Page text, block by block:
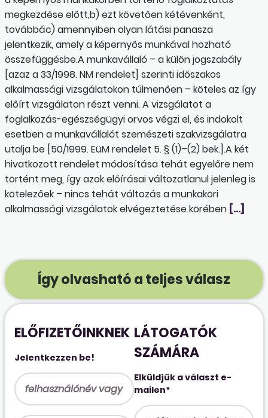
megkezdése előtt,b) ezt követően kétévenként,
továbbác) amennyiben olyan látási panasza
jelentkezik, amely a képernyős munkával hozható
összefüggésbe.A munkavállaló – a külön jogszabály
[azaz a 33/1998. NM rendelet] szerinti időszakos
alkalmassági vizsgálatokon túlmenően – köteles az így
előírt vizsgálaton részt venni. A vizsgálatot a
foglalkozás-egészségügyi orvos végzi el, és indokolt
esetben a munkavállalót szemészeti szakvizsgálatra
utalja be [50/1999. EüM rendelet 5. § (1)–(2) bek.].A két
hivatkozott rendelet módosítása tehát egyelőre nem
történt meg, így azok előírásai változatlanul jelenleg is
kötelezőek – nincs tehát változás a munkaköri
alkalmassági vizsgálatok elvégeztetése körében […]
Így olvasható a teljes válasz
ELŐFIZETŐINKNEK
Jelentkezzen be!
LÁTOGATÓK
SZÁMÁRA
Elküldjük a választ e-
mailen*